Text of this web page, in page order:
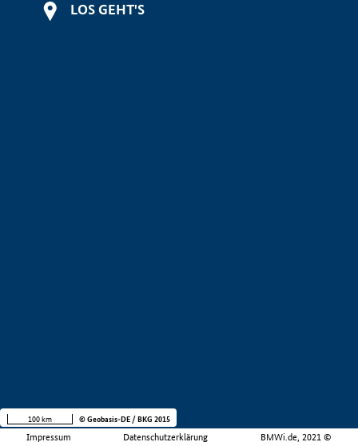
LOS GEHT'S
Impressum Datenschutzerklärung BMWi.de, 2021 ©
100 km © Geobasis-DE / BKG 2015